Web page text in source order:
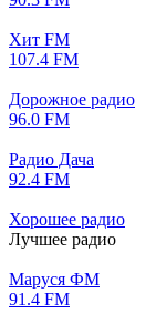
Хит FM
107.4 FM
Дорожное радио
96.0 FM
Радио Дача
92.4 FM
Хорошее радио
Лучшее радио
Маруся ФМ
91.4 FM